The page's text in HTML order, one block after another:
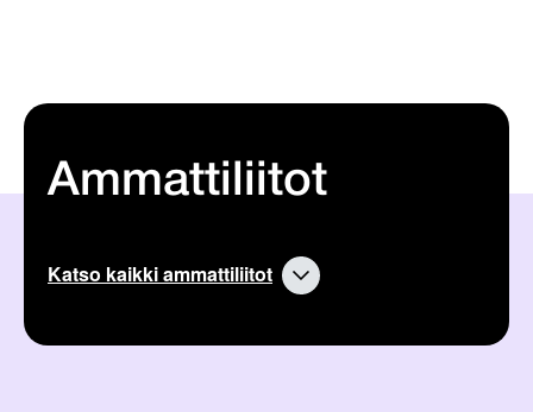
Ammattiliitot
Katso kaikki ammattiliitot